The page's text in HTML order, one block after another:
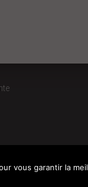
vous garantir la